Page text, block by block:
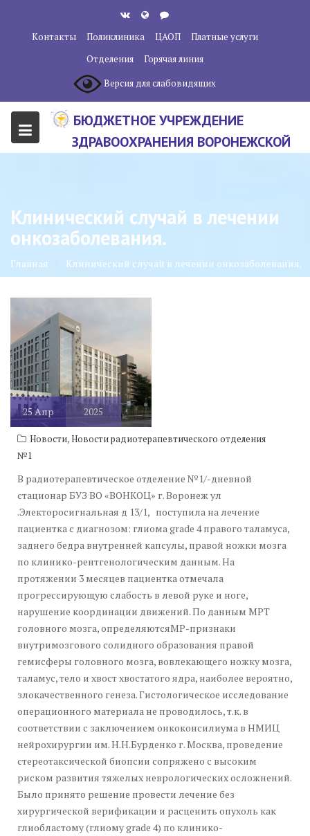
содержанию
Контакты Поликлиника ЦАОП
Платные услуги
Отделения
Горячая линия
Версия для слабовидящих
БЮДЖЕТНОЕ УЧРЕЖДЕНИЕ
ЗДРАВООХРАНЕНИЯ ВОРОНЕЖСКОЙ
КЛИНИЧЕСКИЙ ОНКОЛОГИЧЕСКИЙ
ЦЕНТР"
Клинический случай в лечении
онкозаболевания.
Главная Клинический случай в лечении онкозаболевания.
25 Апр 2025
Новости,Новости радиотерапевтического отделения
№1
В радиотерапевтическое отделение №1/-дневной
стационар БУЗ ВО «ВОНКОЦ» г. Воронеж ул
.Электоросигнальная д 13/1, поступила на лечение
пациентка с диагнозом: глиома grade 4 правого таламуса,
заднего бедра внутренней капсулы, правой ножки мозга
по клинико-рентгенологическим данным. На
протяжении 3 месяцев пациентка отмечала
прогрессирующую слабость в левой руке и ноге,
нарушение координации движений. По данным МРТ
головного мозга, определяютсяМР-признаки
внутримозгового солидного образования правой
гемисферы головного мозга, вовлекающего ножку мозга,
таламус, тело и хвост хвостатого ядра, наиболее вероятно,
злокачественного генеза. Гистологическое исследование
операционного материала не проводилось, т.к. в
соответствии с заключением онкоконсилиума в НМИЦ
нейрохирургии им. Н.Н.Бурденко г. Москва, проведение
стереотаксической биопсии сопряжено с высоким
риском развития тяжелых неврологических осложнений.
Было принято решение провести лечение без
хирургической верификации и расценить опухоль как
глиобластому (глиому grade 4) по клинико-